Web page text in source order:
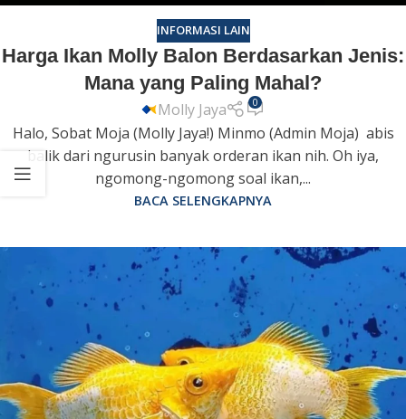
INFORMASI LAIN
Harga Ikan Molly Balon Berdasarkan Jenis:
Mana yang Paling Mahal?
Molly Jaya 0
Halo, Sobat Moja (Molly Jaya!) Minmo (Admin Moja) abis
balik dari ngurusin banyak orderan ikan nih. Oh iya,
ngomong-ngomong soal ikan,...
BACA SELENGKAPNYA